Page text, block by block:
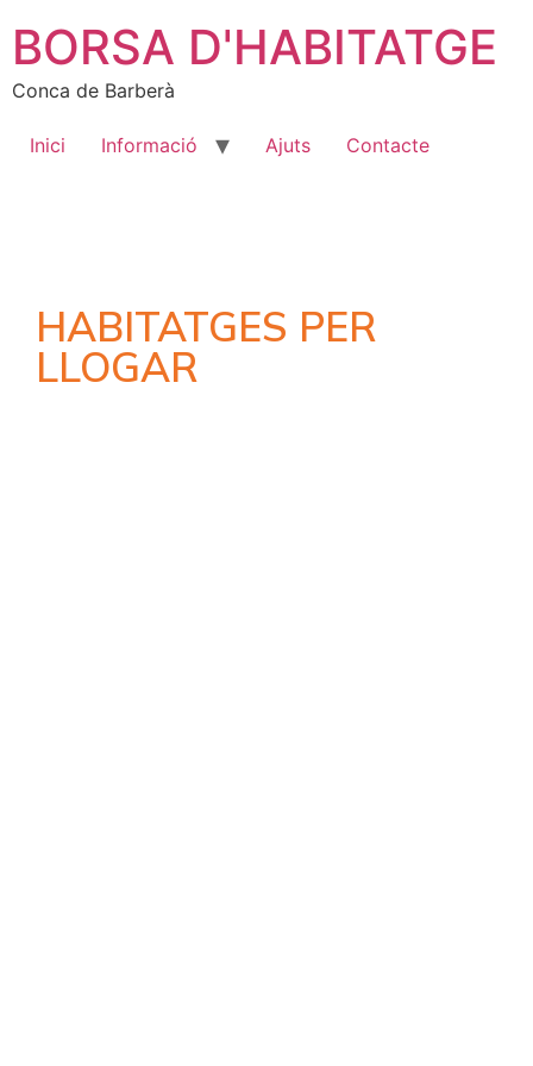
BORSA D'HABITATGE
Conca de Barberà
Inici Informació Ajuts Contacte
HABITATGES PER
LLOGAR